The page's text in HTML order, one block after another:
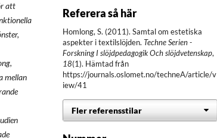
att
mellan
Referera så här
Homlong, S. (2011). Samtal om estetiska
aspekter i textilslöjden.Techne Serien -
Forskning I slöjdpedagogik Och slöjdvetenskap,
18(1). Hämtad från
https://journals.oslomet.no/techneA/article/v
iew/41
Fler referensstilar